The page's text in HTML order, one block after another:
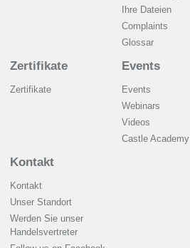
Ihre Dateien
Complaints
Glossar
Zertifikate
Zertifikate
Events
Events
Webinars
Videos
Castle Academy
Kontakt
Kontakt
Unser Standort
Werden Sie unser
Handelsvertreter